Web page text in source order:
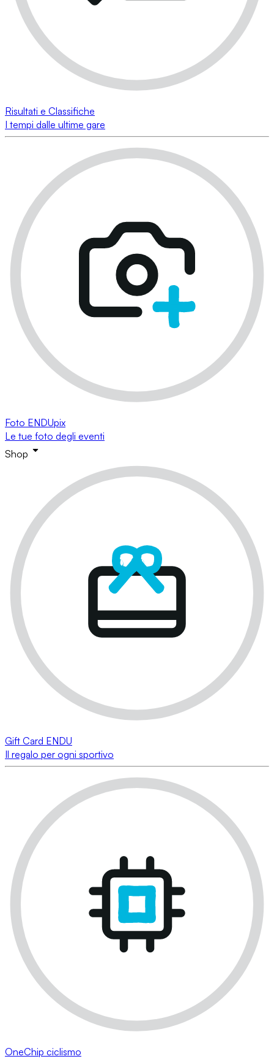
Risultati e Classifiche
I tempi dalle ultime gare
Foto ENDUpix
Le tue foto degli eventi
Shop
Gift Card ENDU
Il regalo per ogni sportivo
OneChip ciclismo